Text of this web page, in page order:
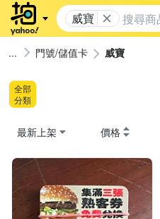
威寶
門號/儲值卡 威寶
全部
分類
最新上架 價格